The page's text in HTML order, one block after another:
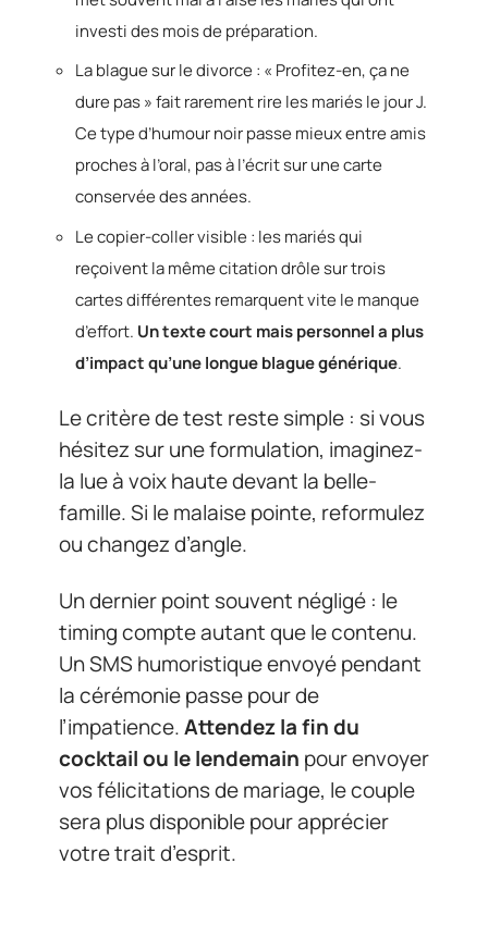
investi des mois de préparation.
La blague sur le divorce : « Profitez-en, ça ne
dure pas » fait rarement rire les mariés le jour J.
Ce type d’humour noir passe mieux entre amis
proches à l’oral, pas à l’écrit sur une carte
conservée des années.
Le copier-coller visible : les mariés qui
reçoivent la même citation drôle sur trois
cartes différentes remarquent vite le manque
d’effort. Un texte court mais personnel a plus
d’impact qu’une longue blague générique.
Le critère de test reste simple : si vous
hésitez sur une formulation, imaginez-
la lue à voix haute devant la belle-
famille. Si le malaise pointe, reformulez
ou changez d’angle.
Un dernier point souvent négligé : le
timing compte autant que le contenu.
Un SMS humoristique envoyé pendant
la cérémonie passe pour de
l’impatience.Attendez la fin du
cocktail ou le lendemain pour envoyer
vos félicitations de mariage, le couple
sera plus disponible pour apprécier
votre trait d’esprit.